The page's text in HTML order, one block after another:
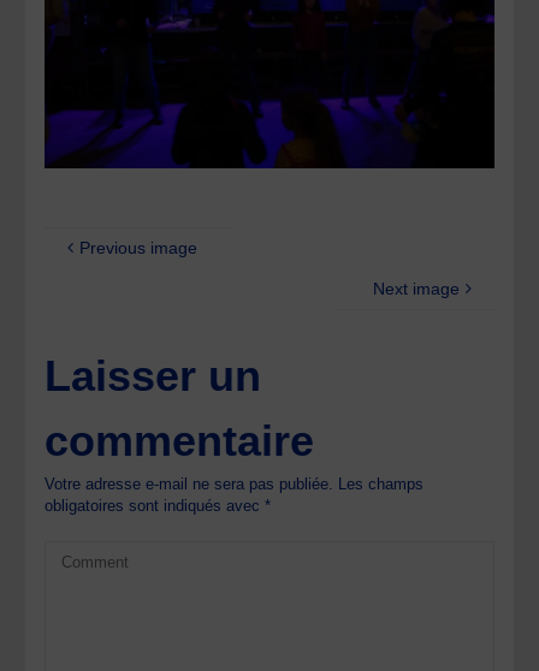
Previous image
Next image
Laisser un
commentaire
Votre adresse e-mail ne sera pas publiée. Les champs
obligatoires sont indiqués avec*